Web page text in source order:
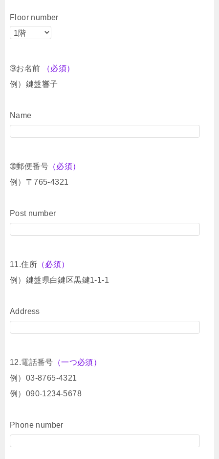
Floor number
➈お名前
（必須）
例）鍵盤響子
Name
➉郵便番号 （必須）
例）〒765-4321
Post number
11.住所 （必須）
例）鍵盤県白鍵区黒鍵1-1-1
Address
12.電話番号 （一つ必須）
例）03-8765-4321
例）090-1234-5678
Phone number